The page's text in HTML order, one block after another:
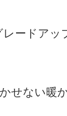
ードアッ
暖かい